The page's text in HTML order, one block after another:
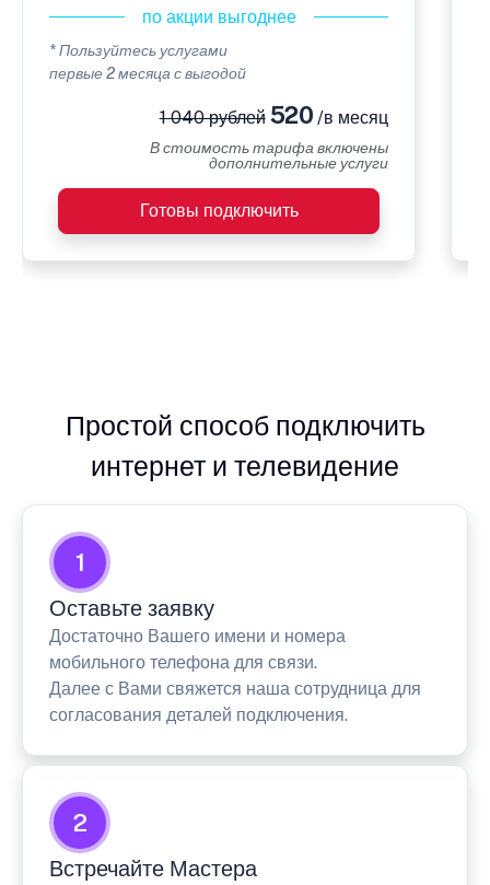
по акции выгоднее
* Пользуйтесь услугами
первые 2 месяца с выгодой
1 040 рублей520 /в месяц
В стоимость тарифа включены
дополнительные услуги
Готовы подключить
Простой способ подключить
интернет и телевидение
1
Оставьте заявку
Достаточно Вашего имени и номера
мобильного телефона для связи.
Далее с Вами свяжется наша сотрудница для
согласования деталей подключения.
2
Встречайте Мастера